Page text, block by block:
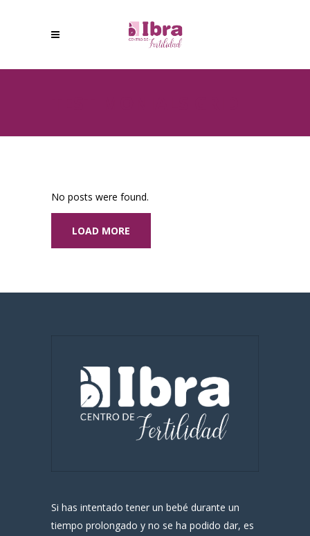
No posts were found.
LOAD MORE
Si has intentado tener un bebé durante un
tiempo prolongado y no se ha podido dar, es